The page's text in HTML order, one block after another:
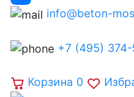
info@beton-
+7 (495)
Корзина 0